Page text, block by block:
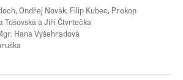
Ondřej Novák, Filip Kubec, Prokop
Tošovská a Jiří Čtvrtečka
Hana Vyšehradová